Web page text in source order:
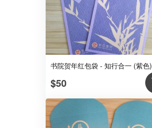
书院贺年红包袋 - 知行合一 (紫色)
$50